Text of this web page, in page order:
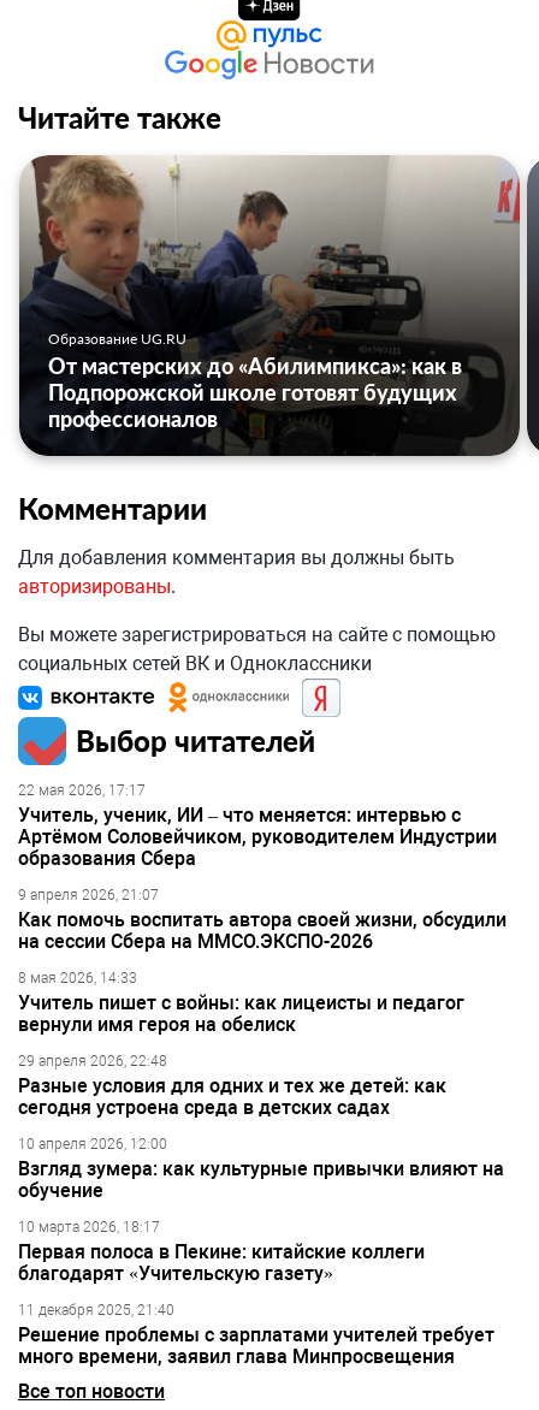
Читайте также
Образование UG.RU
От мастерских до «Абилимпикса»: как в
Подпорожской школе готовят будущих
профессионалов
Комментарии
Для добавления комментария вы должны быть
авторизированы.
Вы можете зарегистрироваться на сайте с помощью
социальных сетей ВК и Одноклассники
Выбор читателей
22 мая 2026, 17:17
Учитель, ученик, ИИ – что меняется: интервью с
Артёмом Соловейчиком, руководителем Индустрии
образования Сбера
9 апреля 2026, 21:07
Как помочь воспитать автора своей жизни, обсудили
на сессии Сбера на ММСО.ЭКСПО-2026
8 мая 2026, 14:33
Учитель пишет с войны: как лицеисты и педагог
вернули имя героя на обелиск
29 апреля 2026, 22:48
Разные условия для одних и тех же детей: как
сегодня устроена среда в детских садах
10 апреля 2026, 12:00
Взгляд зумера: как культурные привычки влияют на
обучение
10 марта 2026, 18:17
Первая полоса в Пекине: китайские коллеги
благодарят «Учительскую газету»
11 декабря 2025, 21:40
Решение проблемы с зарплатами учителей требует
много времени, заявил глава Минпросвещения
Все топ новости